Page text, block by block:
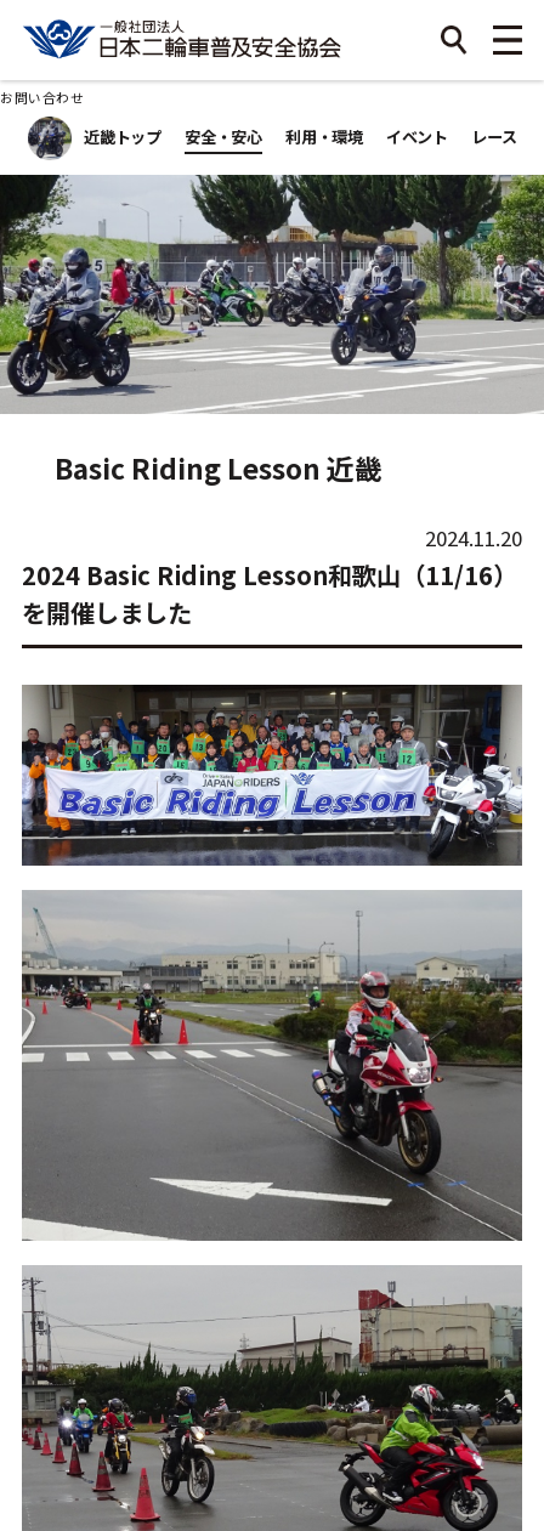
近畿トップ 安全・安心 利用・環境 イベント レース
お問い合わせ
Basic Riding Lesson 近畿
2024.11.20
2024 Basic Riding Lesson和歌山（11/16）
を開催しました